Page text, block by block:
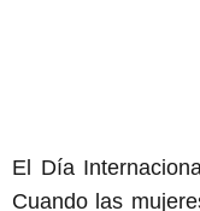
El Día
Cuando las